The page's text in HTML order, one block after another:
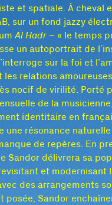
et spatiale. À cheval
sur un fond jazzy
Al Hadr – « le temps
un autoportrait de
sur la foi et
relations
nocif de virilité. Porté
de la
identitaire en
une résonance
de repères. En
Sandor délivrera sa
et modernisant
des arrangements
posée, Sandor